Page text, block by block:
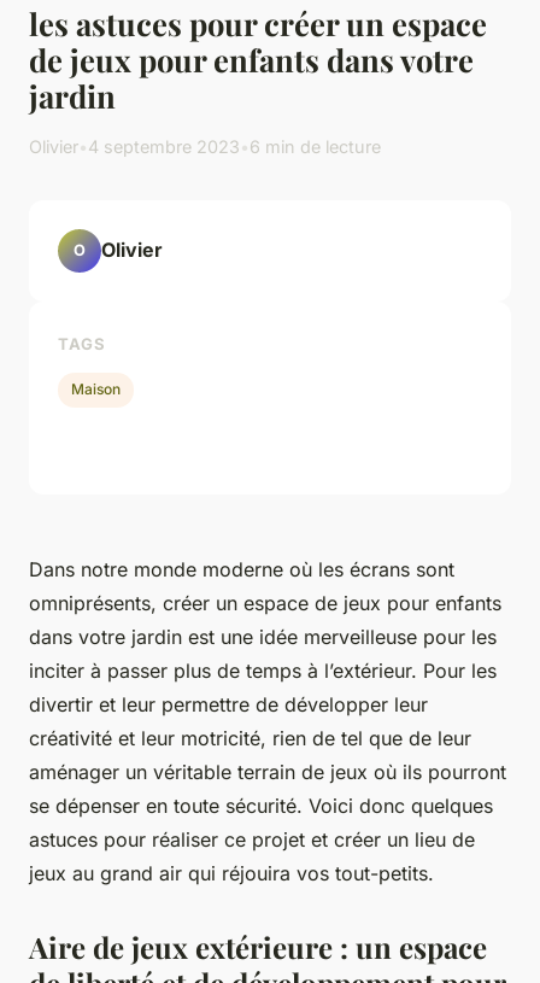
les astuces pour créer un espace
de jeux pour enfants dans votre
jardin
Olivier•4 septembre 2023•6 min de lecture
Dans notre monde moderne où les écrans sont
omniprésents, créer un espace de jeux pour enfants
dans votre jardin est une idée merveilleuse pour les
inciter à passer plus de temps à l’extérieur. Pour les
divertir et leur permettre de développer leur
créativité et leur motricité, rien de tel que de leur
aménager un véritable terrain de jeux où ils pourront
se dépenser en toute sécurité. Voici donc quelques
astuces pour réaliser ce projet et créer un lieu de
jeux au grand air qui réjouira vos tout-petits.
Aire de jeux extérieure : un espace
O Olivier
TAGS
Maison